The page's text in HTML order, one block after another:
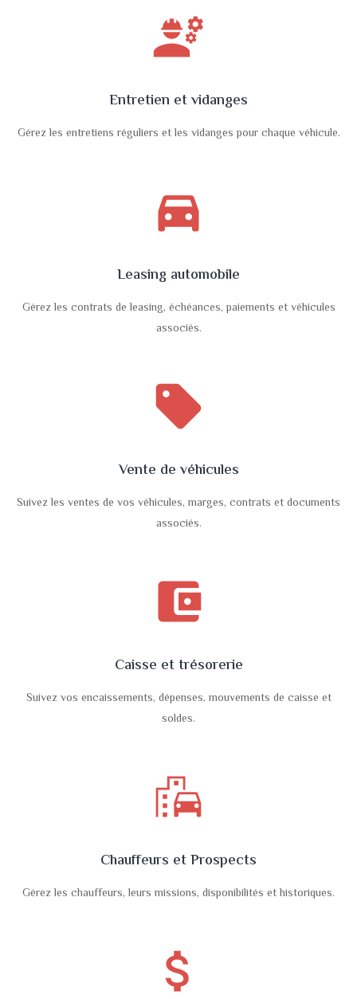
engineering
Entretien et vidanges
Gérez les entretiens réguliers et les vidanges pour chaque véhicule.
directions_car_filled
Leasing automobile
Gérez les contrats de leasing, échéances, paiements et véhicules
associés.
sell
Vente de véhicules
Suivez les ventes de vos véhicules, marges, contrats et documents
associés.
account_balance_wallet
Caisse et trésorerie
Suivez vos encaissements, dépenses, mouvements de caisse et
soldes.
emoji_transportation
Chauffeurs et Prospects
Gérez les chauffeurs, leurs missions, disponibilités et historiques.
attach_money